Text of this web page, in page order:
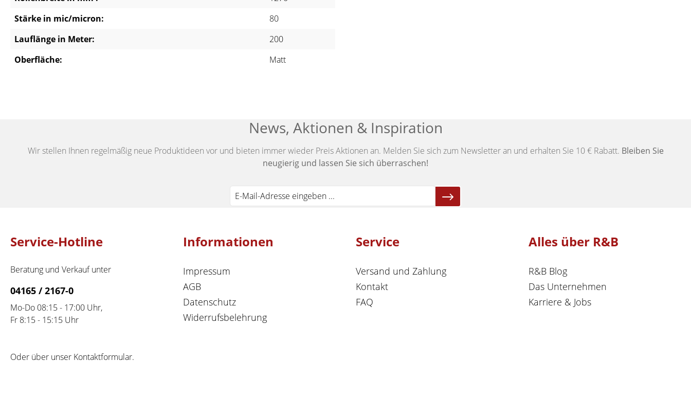
Stärke in mic/micron:
80
Lauflänge in Meter:
200
Oberfläche:
Matt
News, Aktionen & Inspiration
Wir stellen Ihnen regelmäßig neue Produktideen vor und bieten immer wieder Preis Aktionen an. Melden Sie sich zum Newsletter an und erhalten Sie 10 € Rabatt. Bleiben Sie
neugierig und lassen Sie sich überraschen!
Service-Hotline
Beratung und Verkauf unter
04165 / 2167-0
Mo-Do 08:15 - 17:00 Uhr,
Fr 8:15 - 15:15 Uhr
Oder über unser Kontaktformular.
Informationen
Impressum
AGB
Datenschutz
Widerrufsbelehrung
Service
Versand und Zahlung
Kontakt
FAQ
Alles über R&B
R&B Blog
Das Unternehmen
Karriere & Jobs